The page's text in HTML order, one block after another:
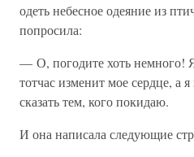
одеть небесное одеяние из
попросила:
— О, погодите хоть немного!
тотчас изменит мое сердце, а
сказать тем, кого покидаю.
И она написала следующие